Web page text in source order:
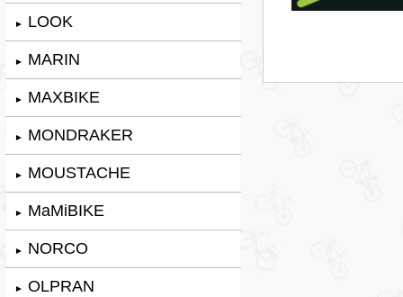
► LOOK
► MARIN
► MAXBIKE
► MONDRAKER
► MOUSTACHE
► MaMiBIKE
► NORCO
► OLPRAN